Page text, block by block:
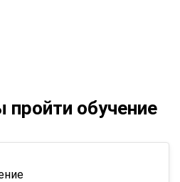
пройти обучение